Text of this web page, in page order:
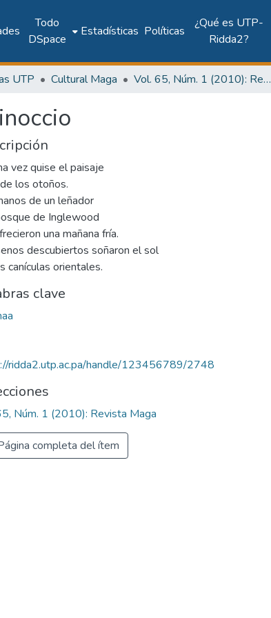
Todo
DSpace
Estadísticas Políticas
¿Qué es UTP-
Ridda2?
UTP Cultural Maga Vol. 65, Núm. 1 (2010): Revista Maga
vez quise el paisaje
los otoños.
de un leñador
de Inglewood
una mañana fría.
descubiertos soñaron el sol
canículas orientales.
clave
ridda2.utp.ac.pa/handle/123456789/2748
Núm. 1 (2010): Revista Maga
completa del ítem